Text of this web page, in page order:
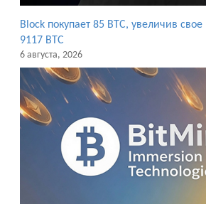
Block покупает 85 BTC, увеличив
9117 BTC
6 августа, 2026